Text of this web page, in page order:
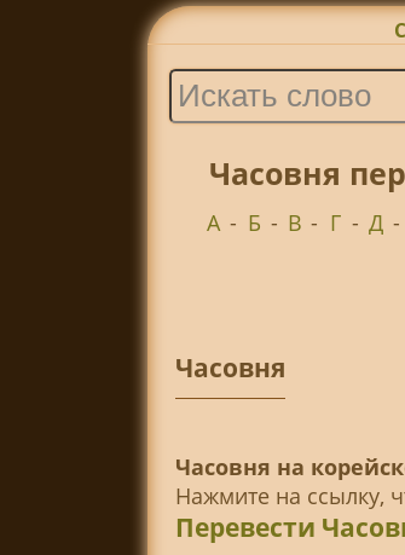
Часовня
А - Б - В - Г - Д -
Часовня
Часовня на
Нажмите на ссылку,
Перевести